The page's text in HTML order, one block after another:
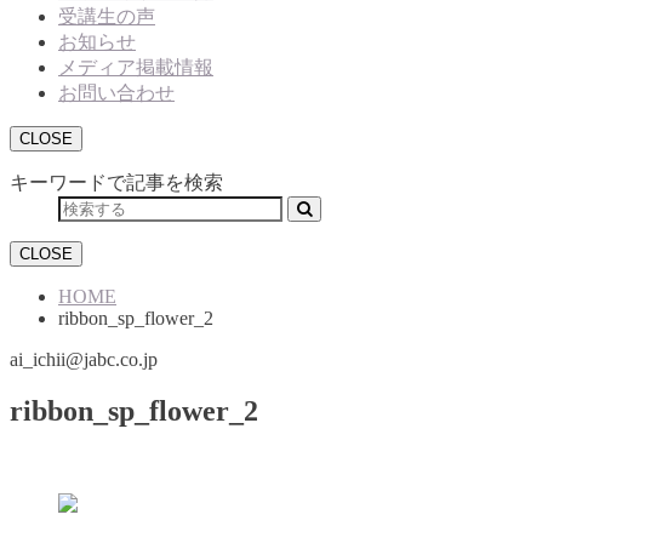
受講生の声
お知らせ
メディア掲載情報
お問い合わせ
CLOSE
キーワードで記事を検索
CLOSE
HOME
ribbon_sp_flower_2
ai_ichii@jabc.co.jp
ribbon_sp_flower_2